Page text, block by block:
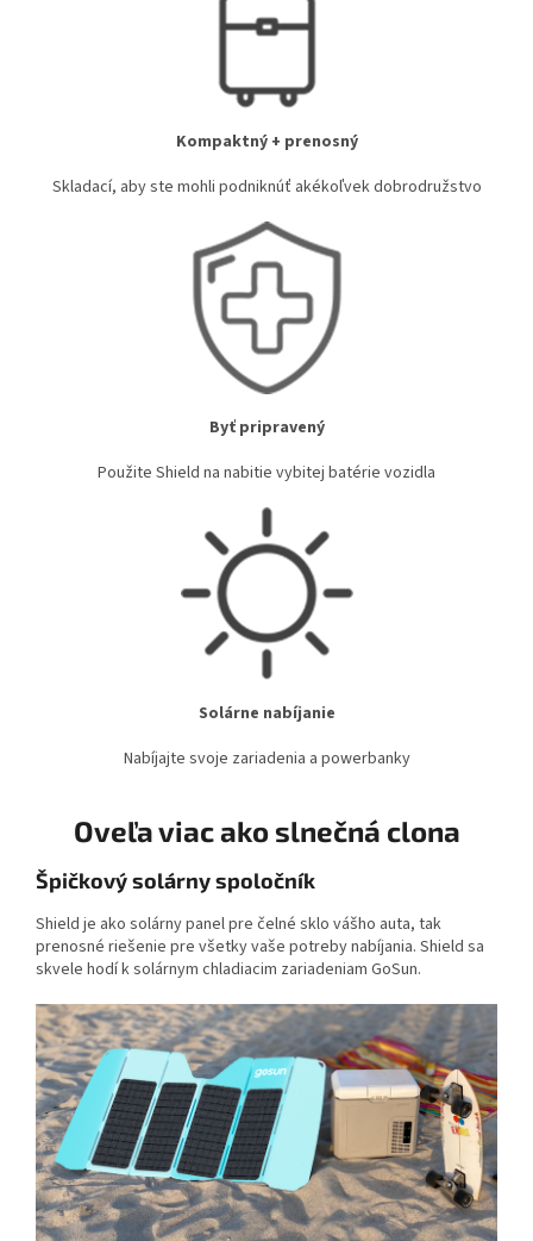
Kompaktný + prenosný
Skladací, aby ste mohli podniknúť akékoľvek dobrodružstvo
Byť pripravený
Použite Shield na nabitie vybitej batérie vozidla
Solárne nabíjanie
Nabíjajte svoje zariadenia a powerbanky
Oveľa viac ako slnečná clona
Špičkový solárny spoločník
Shield je ako solárny panel pre čelné sklo vášho auta, tak
prenosné riešenie pre všetky vaše potreby nabíjania. Shield sa
skvele hodí k solárnym chladiacim zariadeniam GoSun.